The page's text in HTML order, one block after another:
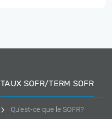
TAUX SOFR/TERM SOFR
Qu'est-ce que le SOFR?